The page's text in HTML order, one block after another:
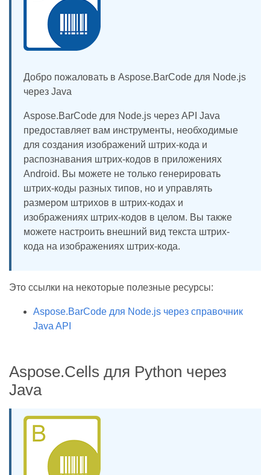
Добро пожаловать в Aspose.BarCode для Node.js
через Java
Aspose.BarCode для Node.js через API Java
предоставляет вам инструменты, необходимые
для создания изображений штрих-кода и
распознавания штрих-кодов в приложениях
Android. Вы можете не только генерировать
штрих-коды разных типов, но и управлять
размером штрихов в штрих-кодах и
изображениях штрих-кодов в целом. Вы также
можете настроить внешний вид текста штрих-
кода на изображениях штрих-кода.
Это ссылки на некоторые полезные ресурсы:
Aspose.BarCode для Node.js через справочник
Java API
Aspose.Cells для Python через
Java